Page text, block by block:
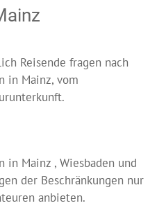
Reisende fragen nach
in Mainz, vom
in Mainz , Wiesbaden und
der Beschränkungen nur
anbieten.